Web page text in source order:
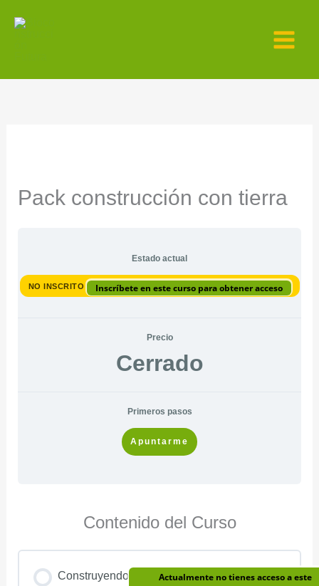
Pack construcción con tierra
Estado actual
NO INSCRITO Inscríbete en este curso para obtener acceso
Precio
Cerrado
Primeros pasos
Apuntarme
Contenido del Curso
Construyendo
Actualmente no tienes acceso a este